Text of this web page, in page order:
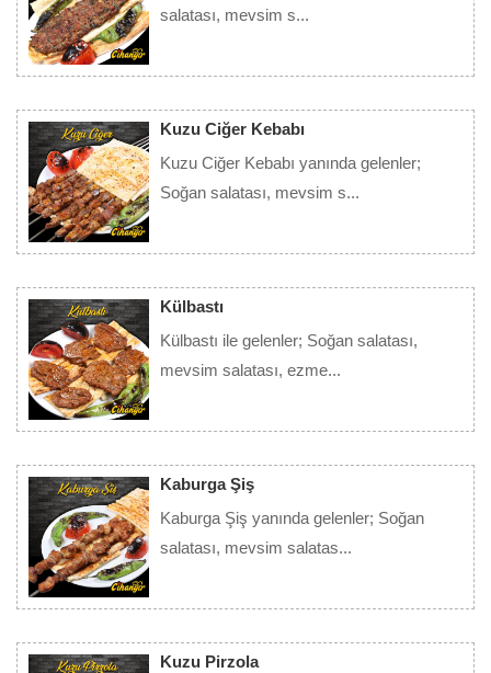
Detay
salatası, mevsim s...
Detay
Kuzu Ciğer Kebabı
Kuzu Ciğer Kebabı yanında gelenler;
Soğan salatası, mevsim s...
Detay
Külbastı
Külbastı ile gelenler; Soğan salatası,
mevsim salatası, ezme...
Detay
Kaburga Şiş
Kaburga Şiş yanında gelenler; Soğan
salatası, mevsim salatas...
Kuzu Pirzola